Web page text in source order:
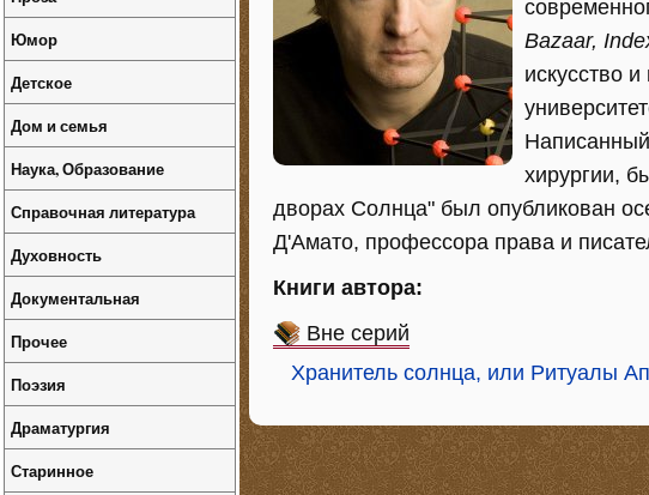
Bazaar,
искусство
хирургии,
дворах Солнца" был опубликован
Д'Амато, профессора права и
Книги автора:
Вне серий
Хранитель солнца, или Ритуалы
Юмор
Детское
Дом и семья
Наука, Образование
Справочная литература
Духовность
Документальная
Прочее
Поэзия
Драматургия
Старинное